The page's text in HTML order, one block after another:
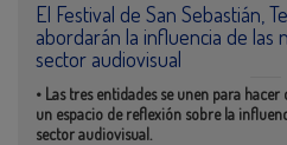
El Festival de San Sebastián,
abordarán la influencia de las
sector audiovisual
• Las tres entidades se unen para
un espacio de reflexión sobre la
sector audiovisual.